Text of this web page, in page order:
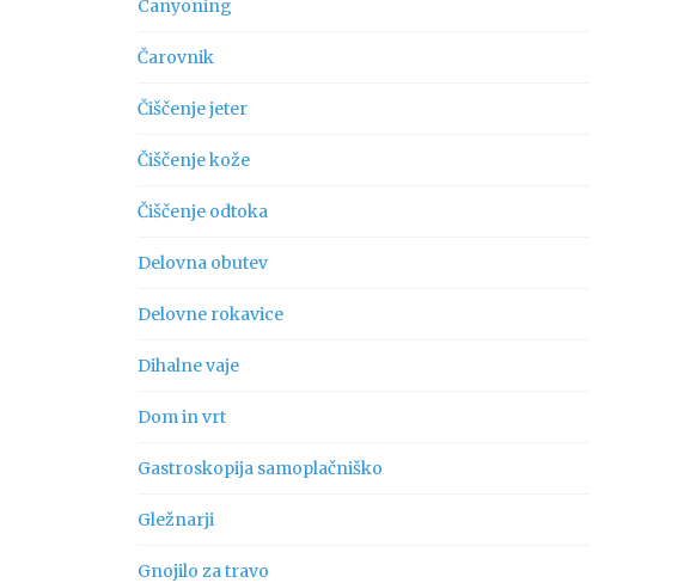
Canyoning
Čarovnik
Čiščenje jeter
Čiščenje kože
Čiščenje odtoka
Delovna obutev
Delovne rokavice
Dihalne vaje
Dom in vrt
Gastroskopija samoplačniško
Gležnarji
Gnojilo za travo